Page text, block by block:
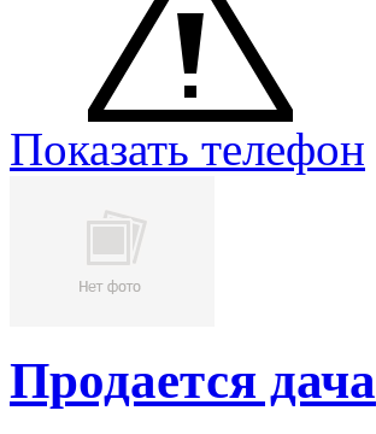
Показать телефон
Продается дача